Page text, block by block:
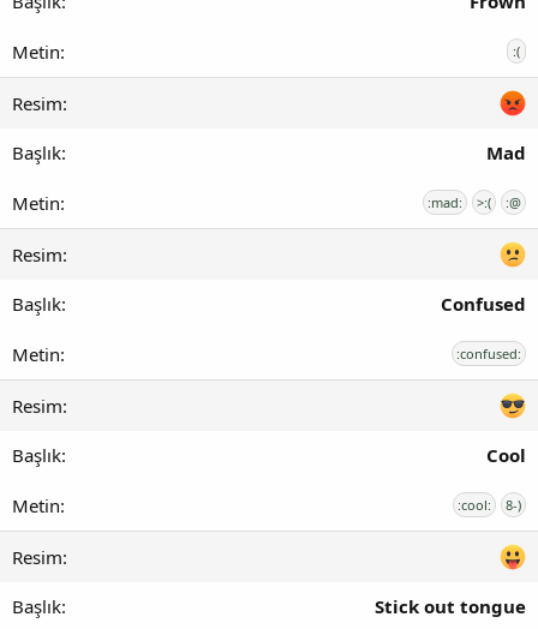
:(
Mad
:mad: >:( :@
Confused
:confused:
Cool
:cool: 8-)
Stick out tongue